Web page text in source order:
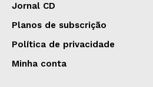
Jornal CD
Planos de subscrição
Política de privacidade
Minha conta